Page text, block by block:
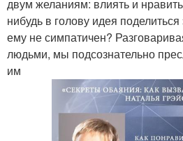
двум желаниям: влиять и
нибудь в голову идея
ему не симпатичен?
людьми, мы подсознательно
им